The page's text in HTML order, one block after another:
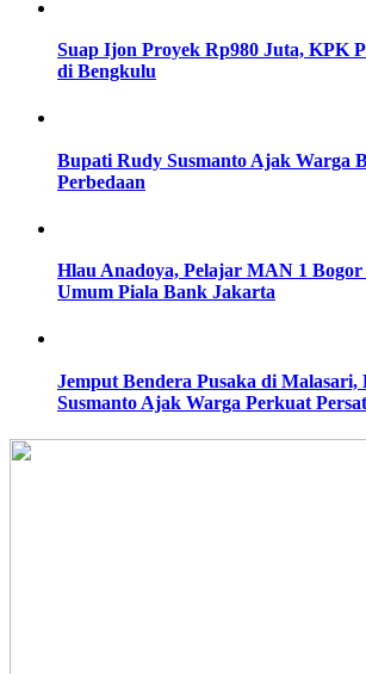
Suap Ijon Proyek Rp980 Juta, KPK
di Bengkulu
Bupati Rudy Susmanto Ajak Warga
Perbedaan
Hlau Anadoya, Pelajar MAN 1
Umum Piala Bank Jakarta
Jemput Bendera Pusaka di
Susmanto Ajak Warga Perkuat